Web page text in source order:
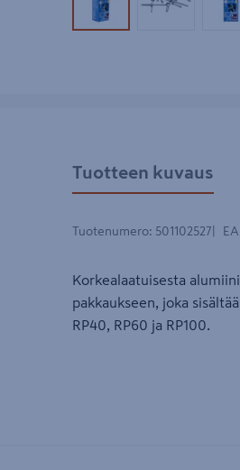
Tuotekuva 1Tuotekuva 2
Tuotteen kuvaus
Tuotenumero: 501102527
Korkealaatuisesta
pakkaukseen, joka
RP40, RP60 ja RP100.